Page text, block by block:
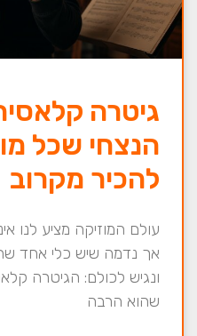
גיטרה
הנצחי שכל
להכיר מקרוב
עולם המוזיקה מציע לנו
אך נדמה שיש כלי אחד
ונגיש לכולם: הגיטרה
שהוא הרבה